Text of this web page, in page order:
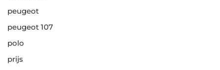
peugeot
peugeot 107
polo
prijs